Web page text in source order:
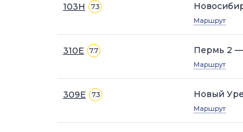
103Н 7.3
Маршрут
310Е 7.7 Пермь 2
Маршрут
309Е 7.3 Новый
Маршрут